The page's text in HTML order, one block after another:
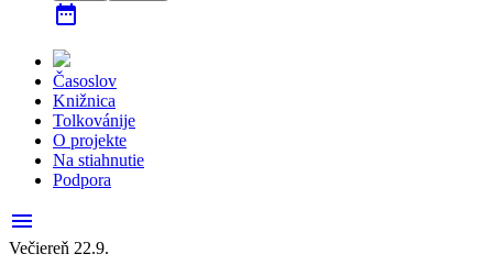
date_range
Časoslov
Knižnica
Tolkovánije
O projekte
Na stiahnutie
Podpora
menu
Večiereň 22.9.